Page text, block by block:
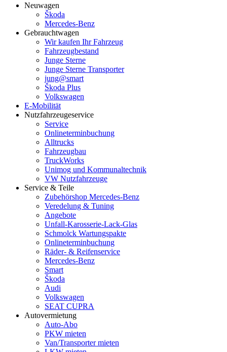
Neuwagen
Škoda
Mercedes-Benz
Gebrauchtwagen
Wir kaufen Ihr Fahrzeug
Fahrzeugbestand
Junge Sterne
Junge Sterne Transporter
jung@smart
Škoda Plus
Volkswagen
E-Mobilität
Nutzfahrzeugeservice
Service
Onlineterminbuchung
Alltrucks
Fahrzeugbau
TruckWorks
Unimog und Kommunaltechnik
VW Nutzfahrzeuge
Service & Teile
Zubehörshop Mercedes-Benz
Veredelung & Tuning
Angebote
Unfall-Karosserie-Lack-Glas
Schmolck Wartungspakte
Onlineterminbuchung
Räder- & Reifenservice
Mercedes-Benz
Smart
Škoda
Audi
Volkswagen
SEAT CUPRA
Autovermietung
Auto-Abo
PKW mieten
Van/Transporter mieten